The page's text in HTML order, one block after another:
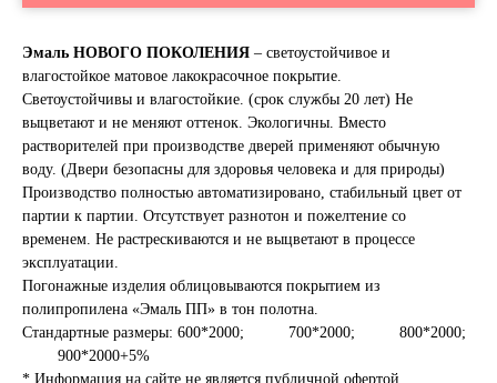
Эмаль НОВОГО ПОКОЛЕНИЯ – светоустойчивое и
влагостойкое матовое лакокрасочное покрытие.
Светоустойчивы и влагостойкие. (срок службы 20 лет) Не
выцветают и не меняют оттенок. Экологичны. Вместо
растворителей при производстве дверей применяют обычную
воду. (Двери безопасны для здоровья человека и для природы)
Производство полностью автоматизировано, стабильный цвет от
партии к партии. Отсутствует разнотон и пожелтение со
временем. Не растрескиваются и не выцветают в процессе
эксплуатации.
Погонажные изделия облицовываются покрытием из
полипропилена «Эмаль ПП» в тон полотна.
Стандартные размеры: 600*2000; 700*2000; 800*2000;
900*2000+5%
* Информация на сайте не является публичной офертой.